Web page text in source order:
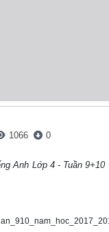
1066 0
Anh Lớp 4 - Tuần